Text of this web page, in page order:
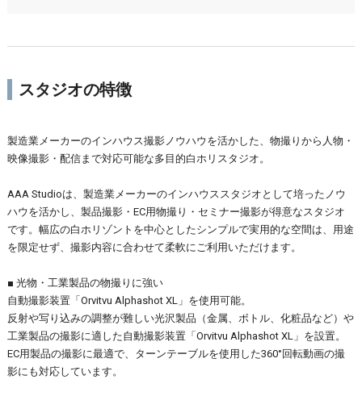
スタジオの特徴
製造業メーカーのインハウス撮影ノウハウを活かした、物撮りから人物・
映像撮影・配信まで対応可能な多目的白ホリスタジオ。
AAA Studioは、製造業メーカーのインハウススタジオとして培ったノウ
ハウを活かし、製品撮影・EC用物撮り・セミナー撮影が得意なスタジオ
です。幅広の白ホリゾントを中心としたシンプルで実用的な空間は、用途
を限定せず、撮影内容に合わせて柔軟にご利用いただけます。
■ 光物・工業製品の物撮りに強い
自動撮影装置「Orvitvu Alphashot XL」を使用可能。
反射や写り込みの調整が難しい光沢製品（金属、ボトル、化粧品など）や
工業製品の撮影に適した自動撮影装置「Orvitvu Alphashot XL」を設置。
EC用製品の撮影に最適で、ターンテーブルを使用した360°回転動画の撮
影にも対応しています。